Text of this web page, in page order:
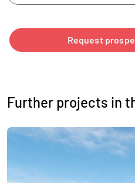
Request
Further projects in